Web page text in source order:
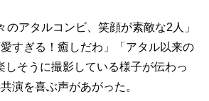
アタルコンビ、笑顔が素敵な2人」
愛すぎる！癒しだわ」「アタル以来の
しそうに撮影している様子が伝わっ
演を喜ぶ声があがった。